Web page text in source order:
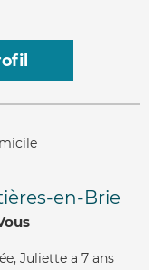
en-Brie
Juliette a 7 ans